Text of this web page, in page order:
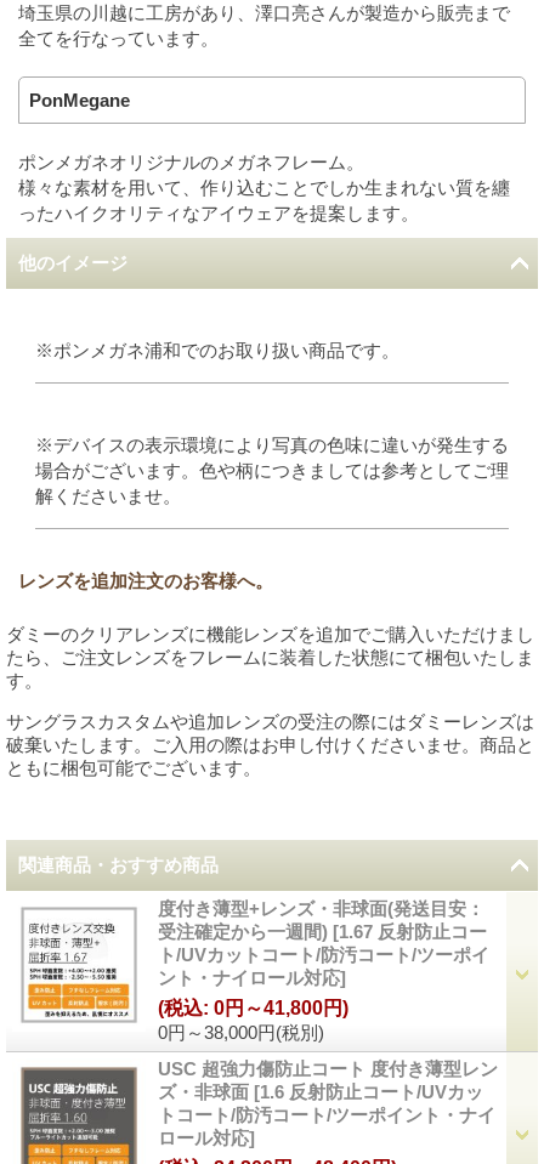
埼玉県の川越に工房があり、澤口亮さんが製造から販売まで
全てを行なっています。
PonMegane
ポンメガネオリジナルのメガネフレーム。
様々な素材を用いて、作り込むことでしか生まれない質を纏
ったハイクオリティなアイウェアを提案します。
他のイメージ
※ポンメガネ浦和でのお取り扱い商品です。
※デバイスの表示環境により写真の色味に違いが発生する
場合がございます。色や柄につきましては参考としてご理
解くださいませ。
レンズを追加注文のお客様へ。
ダミーのクリアレンズに機能レンズを追加でご購入いただけまし
たら、ご注文レンズをフレームに装着した状態にて梱包いたしま
す。
サングラスカスタムや追加レンズの受注の際にはダミーレンズは
破棄いたします。ご入用の際はお申し付けくださいませ。商品と
ともに梱包可能でございます。
関連商品・おすすめ商品
度付き薄型+レンズ・非球面(発送目安：
受注確定から一週間) [1.67 反射防止コー
ト/UVカットコート/防汚コート/ツーポイ
ント・ナイロール対応]
0円～38,000円(税別)
(税込: 0円～41,800円)
USC 超強力傷防止コート 度付き薄型レン
ズ・非球面 [1.6 反射防止コート/UVカッ
トコート/防汚コート/ツーポイント・ナイ
ロール対応]